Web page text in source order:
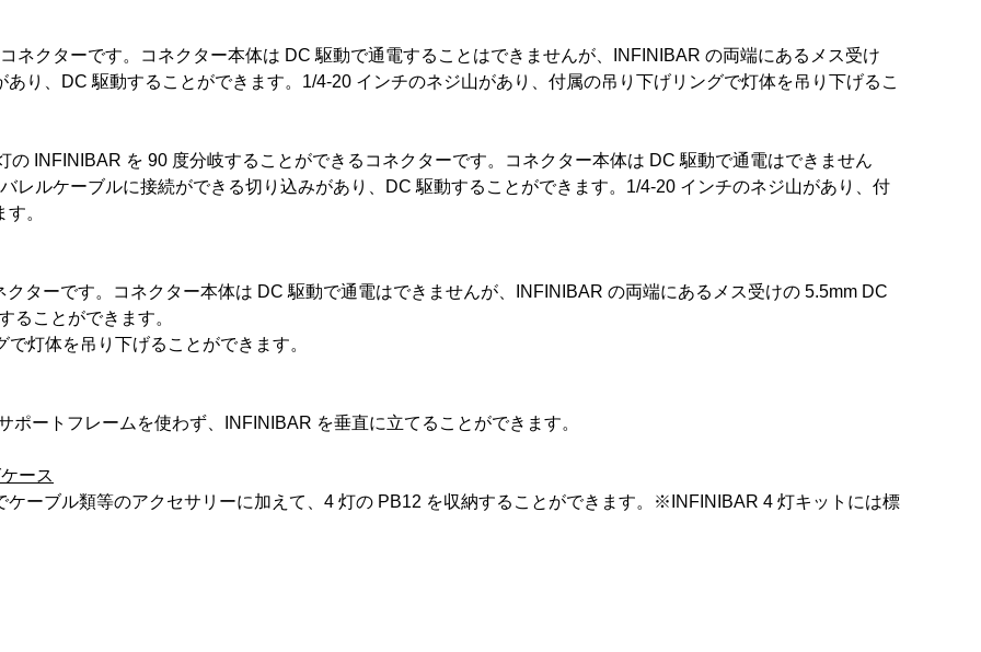
ネクターです。コネクター本体は DC 駆動で通電することはできませんが、INFINIBAR の両端にあるメス受け
り、DC 駆動することができます。1/4-20 インチのネジ山があり、付属の吊り下げリングで灯体を吊り下げるこ
の INFINIBAR を 90 度分岐することができるコネクターです。コネクター本体は DC 駆動で通電はできません
レルケーブルに接続ができる切り込みがあり、DC 駆動することができます。1/4-20 インチのネジ山があり、付
。
ターです。コネクター本体は DC 駆動で通電はできませんが、INFINIBAR の両端にあるメス受けの 5.5mm DC
ることができます。
灯体を吊り下げることができます。
ートフレームを使わず、INFINIBAR を垂直に立てることができます。
ース
ーブル類等のアクセサリーに加えて、4 灯の PB12 を収納することができます。※INFINIBAR 4 灯キットには標